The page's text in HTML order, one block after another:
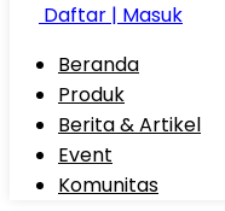
Daftar | Masuk
Beranda
Produk
Berita & Artikel
Event
Komunitas